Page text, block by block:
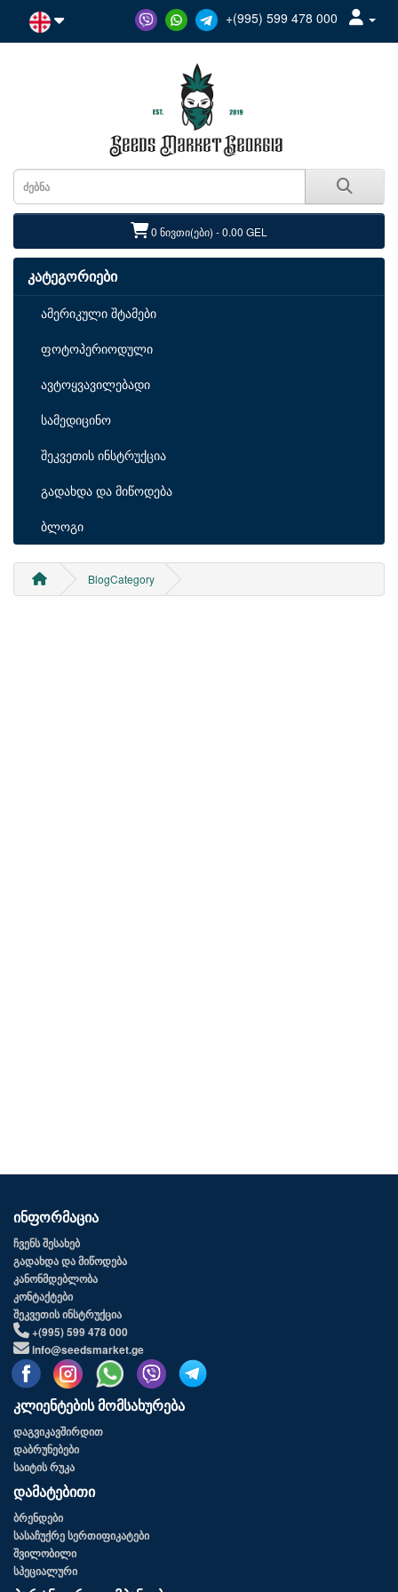
+(995) 599 478 000
0 ნივთი(ები) - 0.00 GEL
კატეგორიები
ამერიკული შტამები
ფოტოპერიოდული
ავტოყვავილებადი
სამედიცინო
შეკვეთის ინსტრუქცია
გადახდა და მიწოდება
ბლოგი
BlogCategory
ინფორმაცია
ჩვენს შესახებ
გადახდა და მიწოდება
კანონმდებლობა
კონტაქტები
შეკვეთის ინსტრუქცია
+(995) 599 478 000
info@seedsmarket.ge
კლიენტების მომსახურება
დაგვიკავშირდით
დაბრუნებები
საიტის რუკა
დამატებითი
ბრენდები
სასაჩუქრე სერთიფიკატები
შვილობილი
სპეციალური